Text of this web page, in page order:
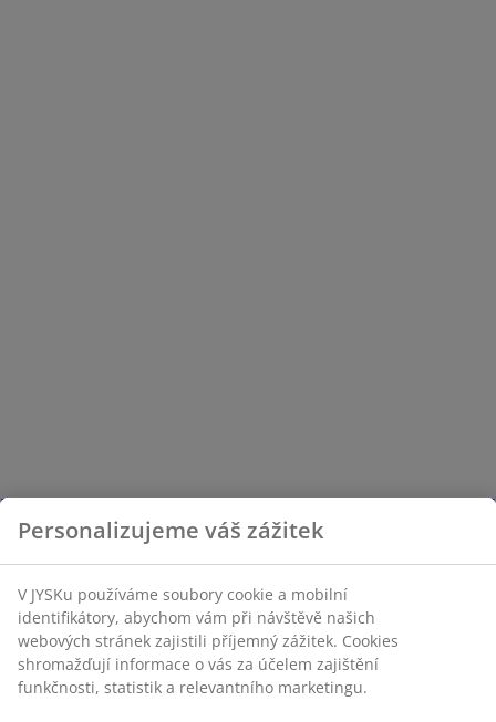
Personalizujeme váš zážitek
V JYSKu používáme soubory cookie a mobilní
identifikátory, abychom vám při návštěvě našich
webových stránek zajistili příjemný zážitek. Cookies
shromažďují informace o vás za účelem zajištění
funkčnosti, statistik a relevantního marketingu.